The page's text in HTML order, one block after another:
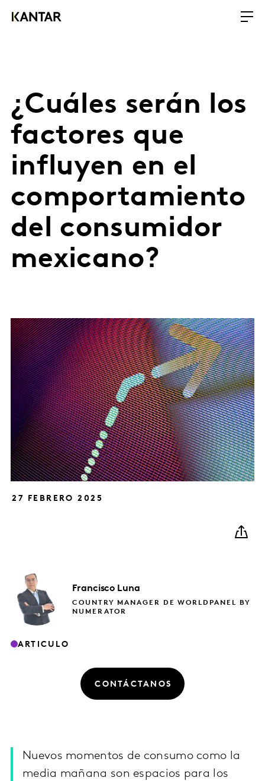
¿Cuáles serán los
factores que
influyen en el
comportamiento
del consumidor
mexicano?
27 FEBRERO 2025
Francisco Luna
COUNTRY MANAGER DE WORLDPANEL BY
NUMERATOR
ARTICULO
CONTÁCTANOS
Nuevos momentos de consumo como la
media mañana son espacios para los